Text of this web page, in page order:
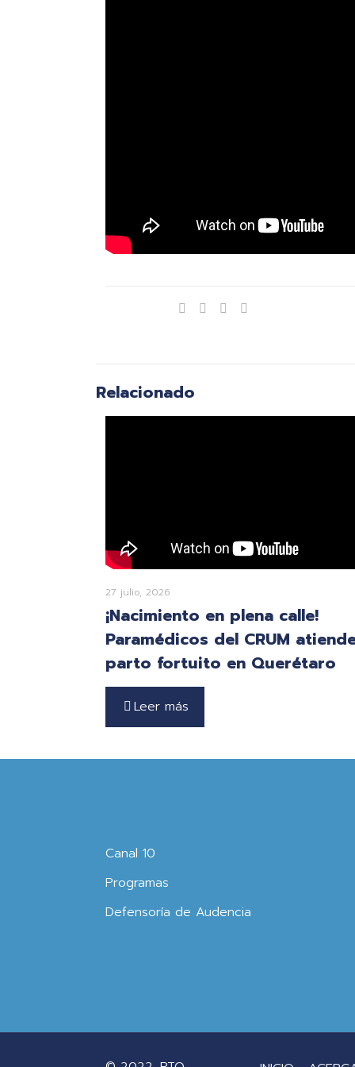
Relacionado
27 julio, 2026
¡Nacimiento en plena calle!
Paramédicos del CRUM
parto fortuito en Querétaro
Leer más
Canal 10
Programas
Defensoría de Audencia